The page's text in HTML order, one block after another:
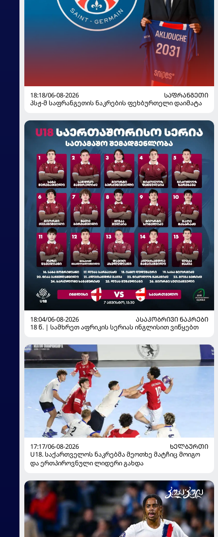
18:18/06-08-2026
ᲡᲐᲤᲠᲐᲜᲒᲔᲗᲘ
პსჟ-მ საფრანგეთის ნაკრების ფეხბურთელი დაიმატა
18:04/06-08-2026
ᲐᲡᲐᲙᲝᲑᲠᲘᲕᲘ ᲜᲐᲙᲠᲔᲑᲘ
18 წ. | სამხრეთ აფრიკის სერიას ინგლისით ვიწყებთ
17:17/06-08-2026
ᲮᲔᲚᲑᲣᲠᲗᲘ
U18. საქართველოს ნაკრებმა მეოთხე მატჩიც მოიგო
და ერთპიროვნული ლიდერი გახდა